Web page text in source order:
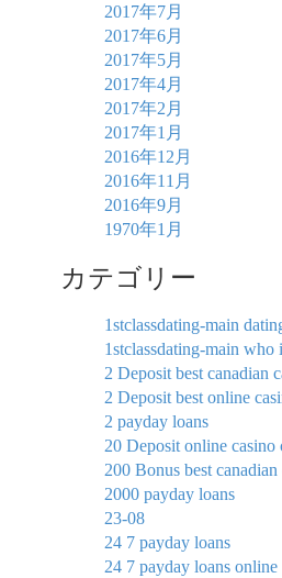
2017年7月
2017年6月
2017年5月
2017年4月
2017年2月
2017年1月
2016年12月
2016年11月
2016年9月
1970年1月
カテゴリー
1stclassdating-main
1stclassdating-main
2 Deposit best canadian
2 Deposit best online
2 payday loans
20 Deposit online casino
200 Bonus best canadian
2000 payday loans
23-08
24 7 payday loans
24 7 payday loans online